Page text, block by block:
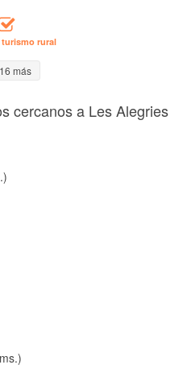
rural
más
cercanos a Les Alegries